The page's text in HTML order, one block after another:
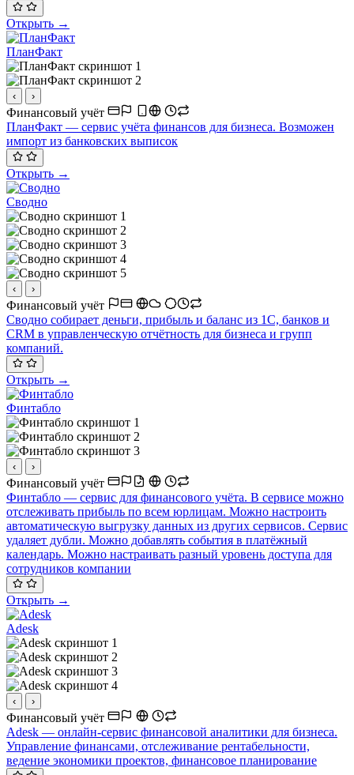
Открыть →
ПланФакт
‹ ›
Финансовый учёт
ПланФакт — сервис учёта финансов для бизнеса. Возможен
импорт из банковских выписок
Открыть →
Сводно
‹ ›
Финансовый учёт
Сводно собирает деньги, прибыль и баланс из 1С, банков и
CRM в управленческую отчётность для бизнеса и групп
компаний.
Открыть →
Финтабло
‹ ›
Финансовый учёт
Финтабло — сервис для финансового учёта. В сервисе можно
отслеживать прибыль по всем юрлицам. Можно настроить
автоматическую выгрузку данных из других сервисов. Сервис
удаляет дубли. Можно добавлять события в платёжный
календарь. Можно настраивать разный уровень доступа для
сотрудников компании
Открыть →
Adesk
‹ ›
Финансовый учёт
Adesk — онлайн-сервис финансовой аналитики для бизнеса.
Управление финансами, отслеживание рентабельности,
ведение экономики проектов, финансовое планирование